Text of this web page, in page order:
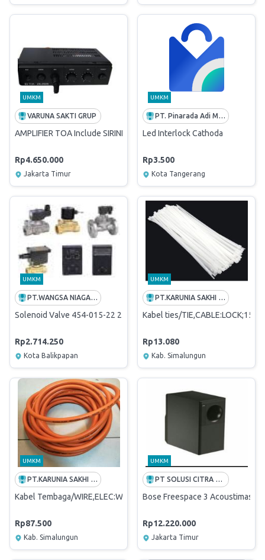
UMKM
VARUNA SAKTI GRUP
AMPLIFIER TOA Include SIRINE
Rp4.650.000
Jakarta Timur
UMKM
PT. Pinarada Adi Mandiri
Led Interlock Cathoda
Rp3.500
Kota Tangerang
UMKM
PT.WANGSA NIAGA SAKTI
Solenoid Valve 454-015-22 24 Vdc 1/2" Sampit
Rp2.714.250
Kota Balikpapan
UMKM
PT.KARUNIA SAKHI MANDIRI
Kabel ties/
Rp13.080
Kab. Simalungun
UMKM
PT.KARUNIA SAKHI MANDIRI
Kabel Tembaga/WIRE,ELEC:WELD;35MM2;450/750V;CU/EPR
Rp87.500
Kab. Simalungun
UMKM
PT SOLUSI CITRA OPPORTUNITY -FREE ONGKIR INDONESIA
Bose Freespace 3 Acoustimass
Rp12.220.000
Jakarta Timur